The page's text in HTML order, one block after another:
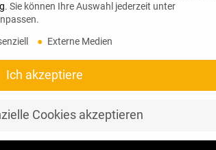
. Sie können Ihre Auswahl jederzeit unter
Externe Medien
Ich akzeptiere
Cookies akzeptieren